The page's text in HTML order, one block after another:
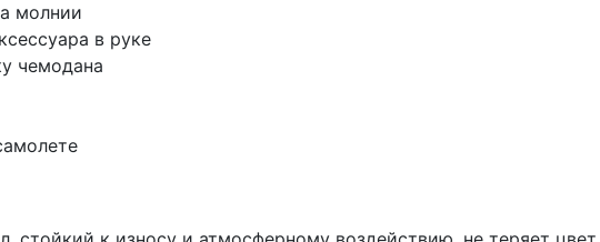
молнии
в руке
чемодана